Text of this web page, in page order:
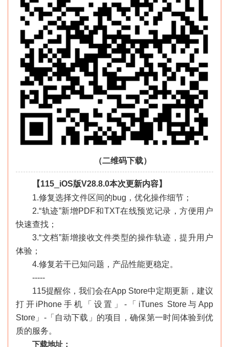
（二维码下载）
【115
iOS版V28.8.0本次更新内容】
1.修复选择文件区间的bug，优化操作细节；
2.“轨迹”新增PDF和TXT在线预览记录，方便用户
快速查找；
3.“文档”新增接收文件类型的操作轨迹，提升用户
体验；
4.修复若干已知问题，产品性能更稳定。
-----
115提醒你，我们会在App Store中定期更新，建议
打开iPhone手机「设置」-「iTunes Store与App
Store」-「自动下载」的项目，确保第一时间体验到优
质的服务。
下载地址：